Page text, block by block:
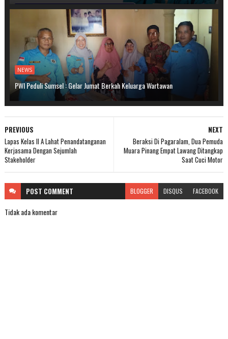
NEWS
PWI Peduli Sumsel : Gelar Jumat Berkah Keluarga Wartawan
NEXT
Beraksi Di Pagaralam, Dua Pemuda
Muara Pinang Empat Lawang Ditangkap
Saat Cuci Motor
PREVIOUS
Lapas Kelas II A Lahat Penandatanganan
Kerjasama Dengan Sejumlah
Stakeholder
POST COMMENT BLOGGER DISQUS FACEBOOK
Tidak ada komentar